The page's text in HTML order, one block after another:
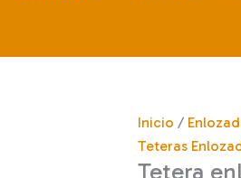
Inicio /
Teteras
Tetera